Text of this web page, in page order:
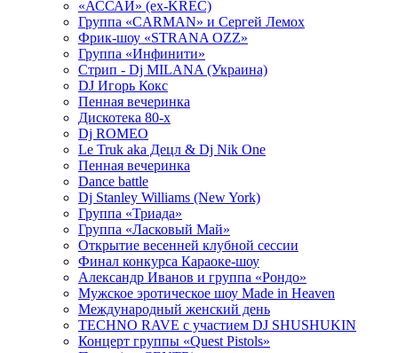
«АССАИ» (ex-KREC)
Группа «CARMAN» и Сергей Лемох
Фрик-шоу «STRANA OZZ»
Группа «Инфинити»
Стрип - Dj MILANA (Украина)
DJ Игорь Кокс
Пенная вечеринка
Дискотека 80-х
Dj ROMEO
Le Truk aka Децл & Dj Nik One
Пенная вечеринка
Dance battle
Dj Stanley Williams (New York)
Группа «Триада»
Группа «Ласковый Май»
Открытие весенней клубной сессии
Финал конкурса Караоке-шоу
Александр Иванов и группа «Рондо»
Мужское эротическое шоу Made in Heaven
Международный женский день
TECHNO RAVE с участием DJ SHUSHUKIN
Концерт группы «Quest Pistols»